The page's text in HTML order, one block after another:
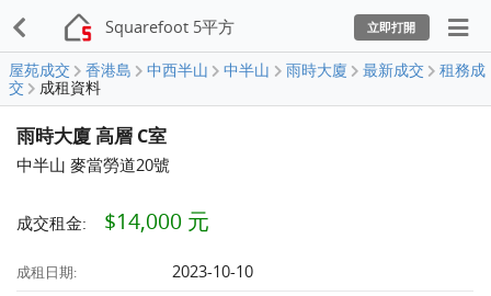
Squarefoot 5平方 立即打開
屋苑成交 香港島 中西半山 中半山 雨時大廈 最新成交
租務成
交
成租資料
雨時大廈 高層 C室
中半山 麥當勞道20號
成交租金: $14,000 元
成租日期: 2023-10-10